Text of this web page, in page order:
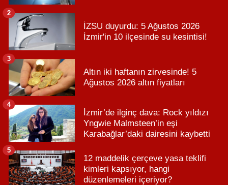
İZSU duyurdu: 5 Ağustos 2026
İzmir'in 10 ilçesinde su kesintisi!
2
Altın iki haftanın zirvesinde! 5
Ağustos 2026 altın fiyatları
3
İzmir’de ilginç dava: Rock yıldızı
Yngwie Malmsteen’in eşi
Karabağlar’daki dairesini kaybetti
4
12 maddelik çerçeve yasa teklifi
kimleri kapsıyor, hangi
düzenlemeleri içeriyor?
5